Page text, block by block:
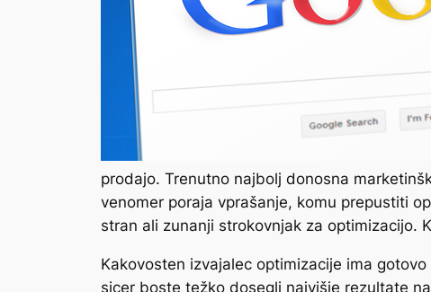
prodajo. Trenutno najbolj donosna
venomer poraja vprašanje, komu prepustiti
stran ali zunanji strokovnjak za optimizacijo.
Kakovosten izvajalec optimizacije ima
sicer boste težko dosegli najvišje rezultate